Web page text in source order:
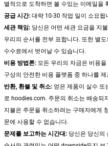
별적으로 도착하면 볼 수있는 이메일을
공급 시간: 대략 10-30 작업 일이 소요됩
세관 책임: 당신은 어떤 세관 요금을 지
우리의 순서를 전부 표합니다. 또한 별
수수료에서 벗어날 수 있습니다.
비용 방법론: 모든 우리의 자금은 비용
구상의 안전한 비용 플랫폼 중 하나를 제
반환, 환불 및 취소: 얻은 제품이 실수
로 hoodies.com. 주문의 취소는 배송되
지불은 주문을 취소하려는 구매자에게
문에 사용할 수 없습니다.
문제를 보고하는 시간대: 당신은 당신의